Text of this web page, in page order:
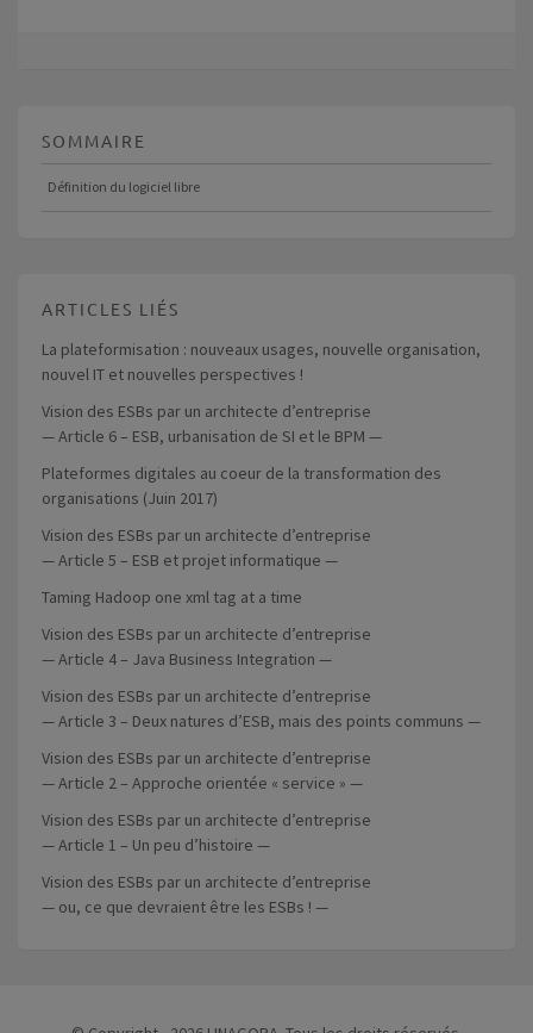
SOMMAIRE
Définition du logiciel libre
ARTICLES LIÉS
La plateformisation : nouveaux usages, nouvelle organisation,
nouvel IT et nouvelles perspectives !
Vision des ESBs par un architecte d’entreprise
— Article 6 – ESB, urbanisation de SI et le BPM —
Plateformes digitales au coeur de la transformation des
organisations (Juin 2017)
Vision des ESBs par un architecte d’entreprise
— Article 5 – ESB et projet informatique —
Taming Hadoop one xml tag at a time
Vision des ESBs par un architecte d’entreprise
— Article 4 – Java Business Integration —
Vision des ESBs par un architecte d’entreprise
— Article 3 – Deux natures d’ESB, mais des points communs —
Vision des ESBs par un architecte d’entreprise
— Article 2 – Approche orientée « service » —
Vision des ESBs par un architecte d’entreprise
— Article 1 – Un peu d’histoire —
Vision des ESBs par un architecte d’entreprise
— ou, ce que devraient être les ESBs ! —